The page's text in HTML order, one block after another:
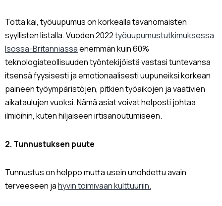
Totta kai, työuupumus on korkealla tavanomaisten
syyllisten listalla. Vuoden 2022työuupumustutkimuksessa
Isossa-Britanniassaenemmän kuin 60%
teknologiateollisuuden työntekijöistä vastasi tuntevansa
itsensä fyysisesti ja emotionaalisesti uupuneiksi korkean
paineen työympäristöjen, pitkien työaikojen ja vaativien
aikataulujen vuoksi. Nämä asiat voivat helposti johtaa
ilmiöihin, kuten hiljaiseen irtisanoutumiseen.
2. Tunnustuksen puute
Tunnustus on helppo mutta usein unohdettu avain
terveeseen jahyvin toimivaan kulttuuriin.